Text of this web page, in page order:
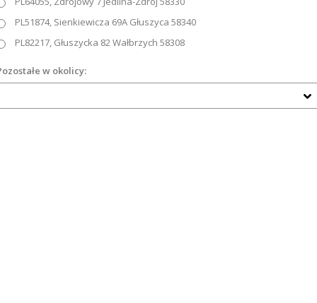
PL51874, Sienkiewicza 69A Głuszyca 58340
PL82217, Głuszycka 82 Wałbrzych 58308
w okolicy: